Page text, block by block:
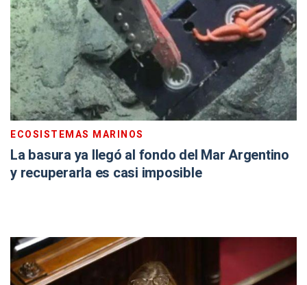
ECOSISTEMAS MARINOS
La basura ya llegó al fondo del Mar Argentino
y recuperarla es casi imposible